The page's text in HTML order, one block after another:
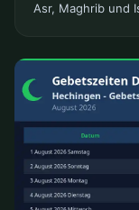
Asr, Maghrib und